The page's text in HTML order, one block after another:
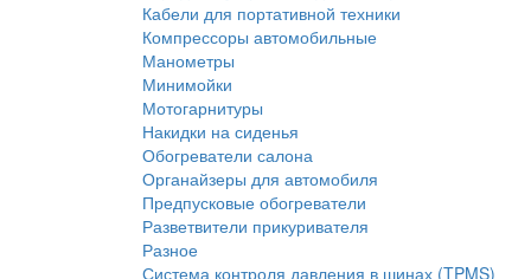
Кабели для портативной техники
Компрессоры автомобильные
Манометры
Минимойки
Мотогарнитуры
Накидки на сиденья
Обогреватели салона
Органайзеры для автомобиля
Предпусковые обогреватели
Разветвители прикуривателя
Разное
Система контроля давления в шинах (TPMS)